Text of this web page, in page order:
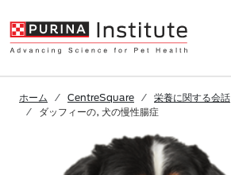
ホーム CentreSquare
栄養に関する会話
ダッフィーの, 犬の慢性腸症